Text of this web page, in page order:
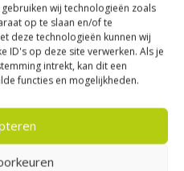
wij technologieën zoals
op te slaan en/of te
deze technologieën kunnen wij
ID's op deze site verwerken. Als je
intrekt, kan dit een
functies en mogelijkheden.
vind je in het
XXL in Heerde!